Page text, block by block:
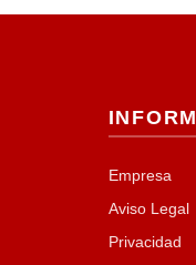
Empresa
Aviso Legal
Privacidad